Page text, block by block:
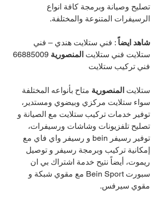
تصليح وصيانة وبرمجة كافة انواع
الرسيفرات المتنوعة والمختلفة.
شاهد ايضاً : فني ستلايت هندي – فني
ستلايت فني ستلايت المنصورية 66885009
فني تركيب ستلايت
ستلايت المنصورية متاح بأنواعه المختلفة
سواء ستلايت مركزي وبيضوي ومستدير،
توفير خدمات تركيب ستلايت مع الصيانة و
تصليح تلفزيونات وشاشات ورسيفرات،
توفير رسيفر bein و رسيفر واي فاي مع
إمكانية تركيب وبرمجة رسيفر و توصيل
ريموت، أيضاً نتيح خدمة اشتراك بي ان
سبورت Bein Sport مع مقوي شبكة و
مقوي سيرفس.